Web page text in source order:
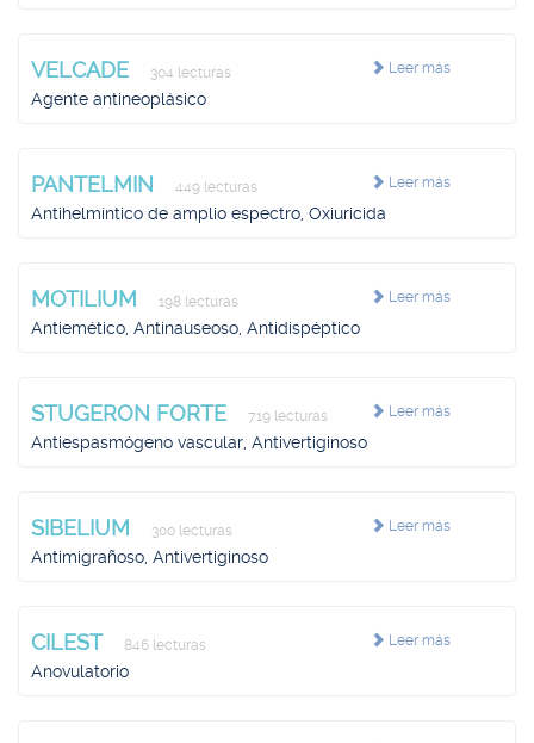
Leer más
VELCADE 304 lecturas
Agente antineoplásico
Leer más
PANTELMIN 449 lecturas
Antihelmíntico de amplio espectro, Oxiuricida
Leer más
MOTILIUM 198 lecturas
Antiemético, Antinauseoso, Antidispéptico
Leer más
STUGERON FORTE 719 lecturas
Antiespasmógeno vascular, Antivertiginoso
Leer más
SIBELIUM 300 lecturas
Antimigrañoso, Antivertiginoso
Leer más
CILEST 846 lecturas
Anovulatorio